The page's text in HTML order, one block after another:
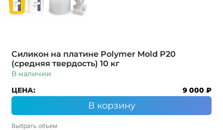
Силикон на платине Polymer Mold P20
(средняя твердость) 10 кг
В наличии
ЦЕНА:
9 000 ₽
В корзину
Выбрать объем